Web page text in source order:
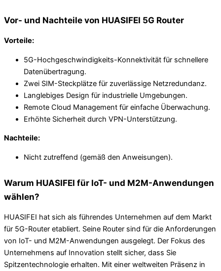
Vor- und Nachteile von HUASIFEI 5G Router
Vorteile:
5G-Hochgeschwindigkeits-Konnektivität für schnellere
Datenübertragung.
Zwei SIM-Steckplätze für zuverlässige Netzredundanz.
Langlebiges Design für industrielle Umgebungen.
Remote Cloud Management für einfache Überwachung.
Erhöhte Sicherheit durch VPN-Unterstützung.
Nachteile:
Nicht zutreffend (gemäß den Anweisungen).
Warum HUASIFEI für IoT- und M2M-Anwendungen
wählen?
HUASIFEI hat sich als führendes Unternehmen auf dem Markt
für 5G-Router etabliert. Seine Router sind für die Anforderungen
von IoT- und M2M-Anwendungen ausgelegt. Der Fokus des
Unternehmens auf Innovation stellt sicher, dass Sie
Spitzentechnologie erhalten. Mit einer weltweiten Präsenz in